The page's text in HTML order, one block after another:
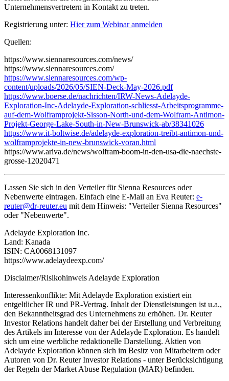
Unternehmensvertretern in Kontakt zu treten.
Registrierung unter: Hier zum Webinar anmelden
Quellen:
https://www.siennaresources.com/news/
https://www.siennaresources.com/
https://www.siennaresources.com/wp-
content/uploads/2026/05/SIEN-Deck-May-2026.pdf
https://www.boerse.de/nachrichten/IRW-News-Adelayde-
Exploration-Inc-Adelayde-Exploration-schliesst-Arbeitsprogramme-
auf-dem-Wolframprojekt-Sisson-North-und-dem-Wolfram-Antimon-
Projekt-George-Lake-South-in-New-Brunswick-ab/38341026
https://www.it-boltwise.de/adelayde-exploration-treibt-antimon-und-
wolframprojekte-in-new-brunswick-voran.html
https://www.ariva.de/news/wolfram-boom-in-den-usa-die-naechste-
grosse-12020471
Lassen Sie sich in den Verteiler für Sienna Resources oder
Nebenwerte eintragen. Einfach eine E-Mail an Eva Reuter: e-
reuter@dr-reuter.eu mit dem Hinweis: "Verteiler Sienna Resources"
oder "Nebenwerte".
Adelayde Exploration Inc.
Land: Kanada
ISIN: CA0068131097
https://www.adelaydeexp.com/
Disclaimer/Risikohinweis Adelayde Exploration
Interessenkonflikte: Mit Adelayde Exploration existiert ein
entgeltlicher IR und PR-Vertrag. Inhalt der Dienstleistungen ist u.a.,
den Bekanntheitsgrad des Unternehmens zu erhöhen. Dr. Reuter
Investor Relations handelt daher bei der Erstellung und Verbreitung
des Artikels im Interesse von der Adelayde Exploration. Es handelt
sich um eine werbliche redaktionelle Darstellung. Aktien von
Adelayde Exploration können sich im Besitz von Mitarbeitern oder
Autoren von Dr. Reuter Investor Relations - unter Berücksichtigung
der Regeln der Market Abuse Regulation (MAR) befinden.